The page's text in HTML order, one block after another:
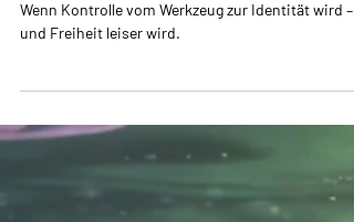
4 Min. Lesezeit
Identität
Wenn Kontrolle vom Werkzeug zur Identität wird –
und Freiheit leiser wird.